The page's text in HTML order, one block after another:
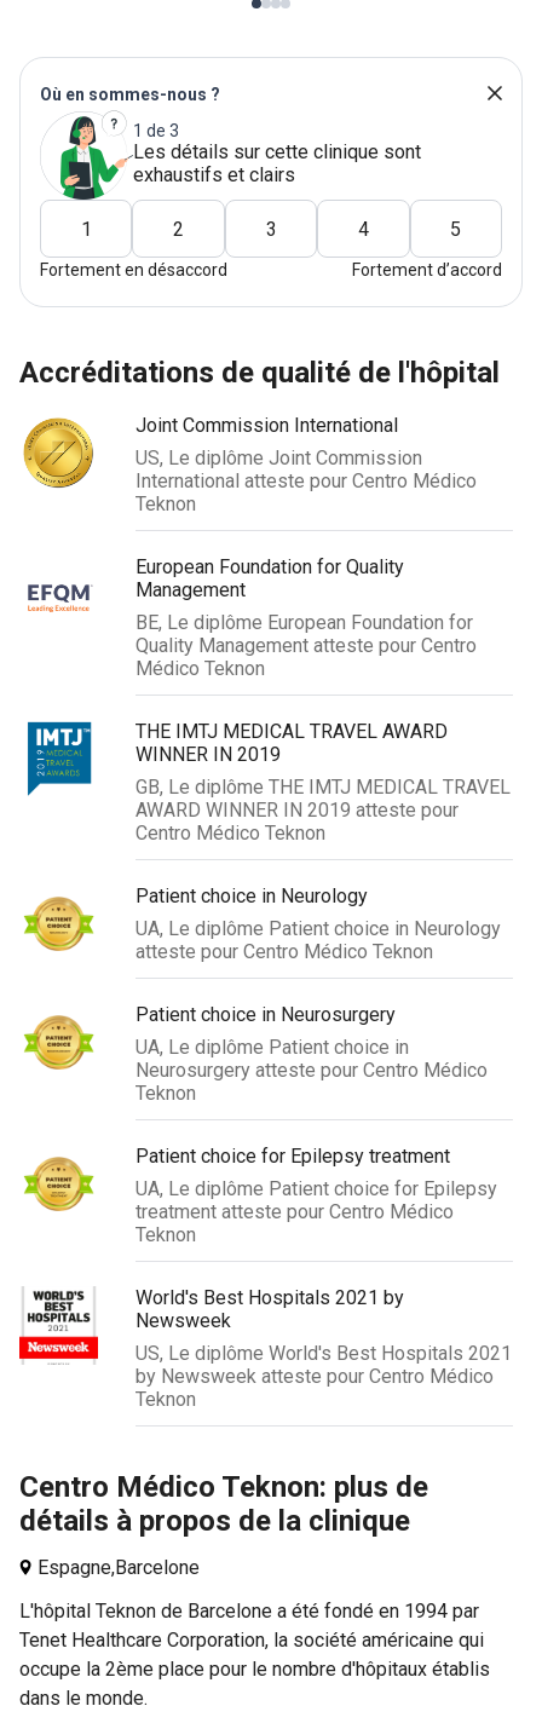
Où en sommes-nous ?
1 de 3
Les détails sur cette clinique sont
exhaustifs et clairs
1 2 3 4 5
Fortement en désaccord Fortement d’accord
accréditations de qualité de l'hôpital
Joint Commission International
US, Le diplôme Joint Commission
International atteste pour Centro Médico
Teknon
European Foundation for Quality
Management
BE, Le diplôme European Foundation for
Quality Management atteste pour Centro
Médico Teknon
THE IMTJ MEDICAL TRAVEL AWARD
WINNER IN 2019
GB, Le diplôme THE IMTJ MEDICAL TRAVEL
AWARD WINNER IN 2019 atteste pour
Centro Médico Teknon
Patient choice in Neurology
UA, Le diplôme Patient choice in Neurology
atteste pour Centro Médico Teknon
Patient choice in Neurosurgery
UA, Le diplôme Patient choice in
Neurosurgery atteste pour Centro Médico
Teknon
Patient choice for Epilepsy treatment
UA, Le diplôme Patient choice for Epilepsy
treatment atteste pour Centro Médico
Teknon
World's Best Hospitals 2021 by
Newsweek
US, Le diplôme World's Best Hospitals 2021
by Newsweek atteste pour Centro Médico
Teknon
Centro Médico Teknon: plus de
détails à propos de la clinique
Espagne,Barcelone
L'hôpital Teknon de Barcelone a été fondé en 1994 par
Tenet Healthcare Corporation, la société américaine qui
occupe la 2ème place pour le nombre d'hôpitaux établis
dans le monde.